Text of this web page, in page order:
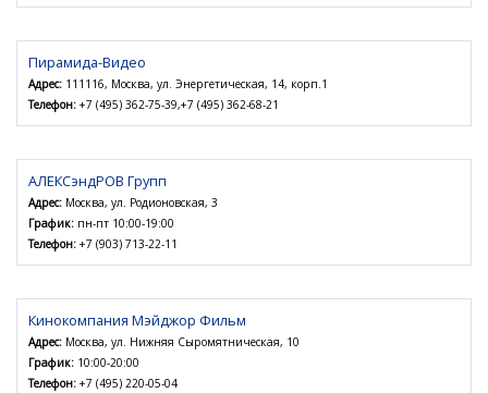
Пирамида-Видео
Адрес: 111116, Москва, ул. Энергетическая, 14, корп.1
Телефон: +7 (495) 362-75-39,+7 (495) 362-68-21
АЛЕКСэндРОВ Групп
Адрес: Москва, ул. Родионовская, 3
График: пн-пт 10:00-19:00
Телефон: +7 (903) 713-22-11
Кинокомпания Мэйджор Фильм
Адрес: Москва, ул. Нижняя Сыромятническая, 10
График: 10:00-20:00
Телефон: +7 (495) 220-05-04